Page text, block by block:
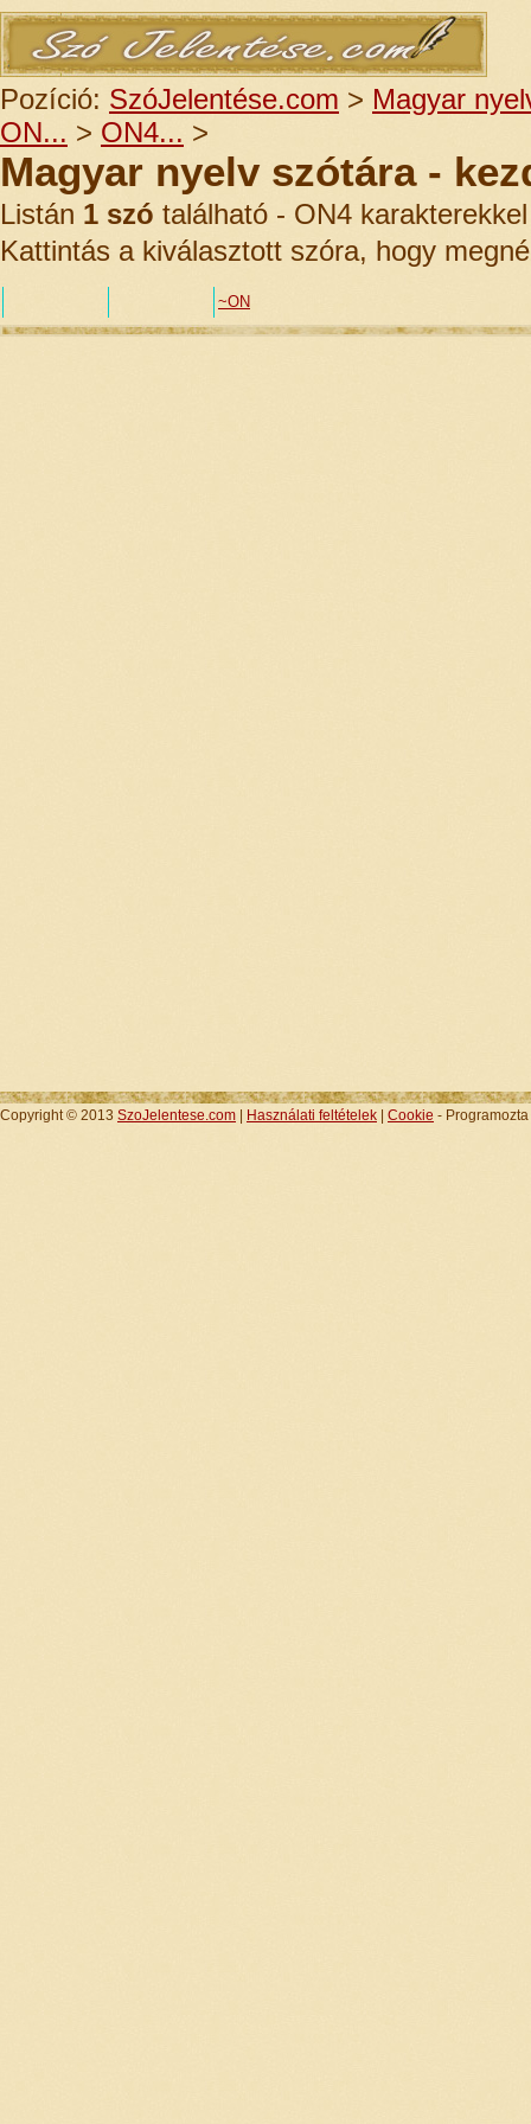
Pozíció: SzóJelentése.com > Magyar
ON... > ON4... >
Magyar nyelv szótára -
Listán 1 szó található - ON4
Kattintás a kiválasztott szóra, hogy
~ON
Copyright © 2013 SzoJelentese.com Használati feltételek Cookie - Programozta